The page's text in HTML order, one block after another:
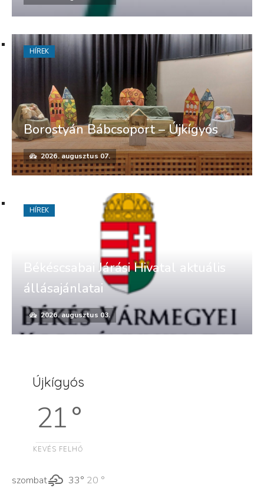
Borostyán Bábcsoport – Újkígyós
2026. augusztus 07.
HÍREK
Békéscsabai Járási Hivatal aktuális
állásajánlatai
2026. augusztus 03.
HÍREK
Újkígyós
21 °
KEVÉS FELHŐ
szombat 33° 20 °